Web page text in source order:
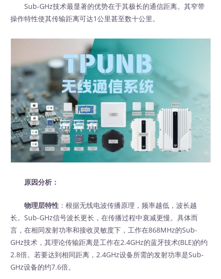
Sub-GHz技术最显著的优势在于其极长的通信距离。其窄带
操作特性使其传输距离可达1公里甚至数十公里。
原因分析：
物理层特性 ：根据无线电波传播原理，频率越低，波长越
长。Sub-GHz信号波长更长，在传播过程中衰减更慢。具体而
言，在相同发射功率和接收灵敏度下，工作在868MHz的Sub-
GHz技术，其理论传输距离是工作在2.4GHz的蓝牙技术(BLE)的约
2.8倍。若要达到相同距离，2.4GHz设备所需的发射功率是Sub-
GHz设备的约7.6倍。